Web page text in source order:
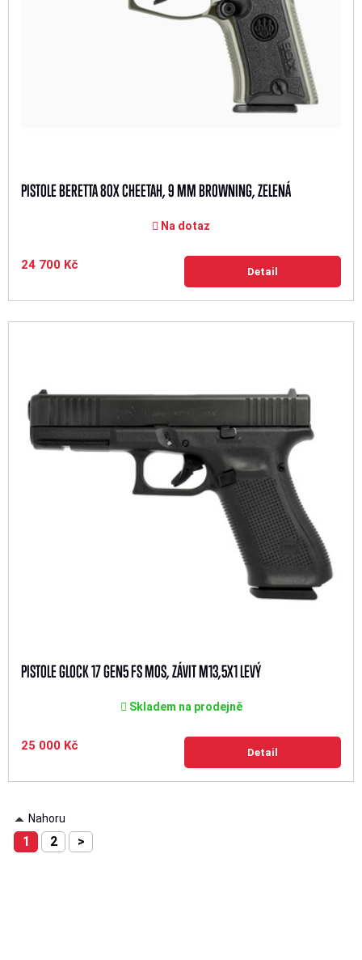
PISTOLE BERETTA 80X CHEETAH, 9 MM BROWNING, ZELENÁ
Na dotaz
24 700 Kč Detail
PISTOLE GLOCK 17 GEN5 FS MOS, ZÁVIT M13,5X1 LEVÝ
Skladem na prodejně
25 000 Kč Detail
Nahoru
1 2 >